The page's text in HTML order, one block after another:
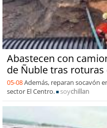
Abastecen con
de Ñuble tras
05-08Además, reparan socavón
sector El Centro.
soychillan